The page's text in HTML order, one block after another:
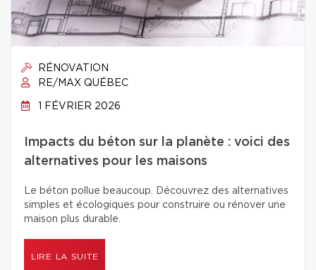
RÉNOVATION
RE/MAX QUÉBEC
1 FÉVRIER 2026
Impacts du béton sur la planète : voici des
alternatives pour les maisons
Le béton pollue beaucoup. Découvrez des alternatives
simples et écologiques pour construire ou rénover une
maison plus durable.
LIRE LA SUITE